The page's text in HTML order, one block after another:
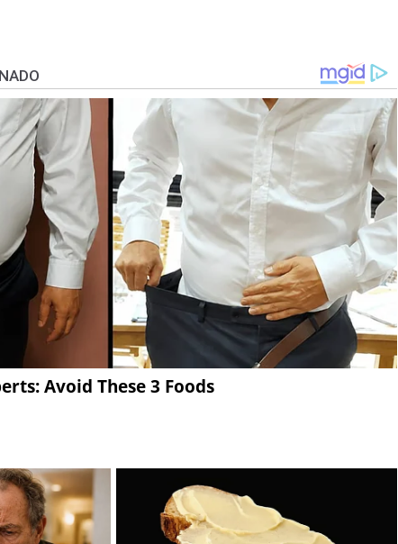
Avoid These 3 Foods